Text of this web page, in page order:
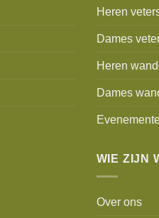
Heren
Dames
Heren
Dames
WIE ZIJN
Over ons